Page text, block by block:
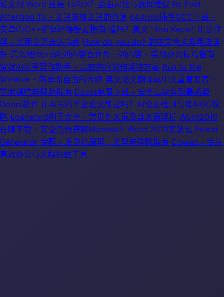
论文用 Word 还是 LaTeX？全面对比与选择建议 Be Paid
Attention To – 关注与被关注的价值 c4droid插件GCC下载 -
安卓C/C++编译环境配置指南 懂吗？英文 "You Know" 用法详
解 - 实用英语表达指南 How do you do? 的中文含义与用法详
解 怎么把Word两列内容合并为一列内容 - 实用办公技巧指南
智媒AI批量写作助手 - 高效内容创作解决方案 Run to the
Window - 简单而自由的奔跑 英文论文翻译成中文重复发表 -
学术诚信与规范指南 Doors免费下载 - 安全高速获取最新版
Doors软件 用AI写的毕业论文能过吗？AI论文检测与降AIGC攻
略 Loanword例子大全 - 常见外来词及其来源解析 Word2010
在哪下载 - 安全免费获取Microsoft Word 2010安装包 Power
Generator 专题 - 发电机原理、类型与选购指南 Cowad - 专注
高效办公与文档处理工具